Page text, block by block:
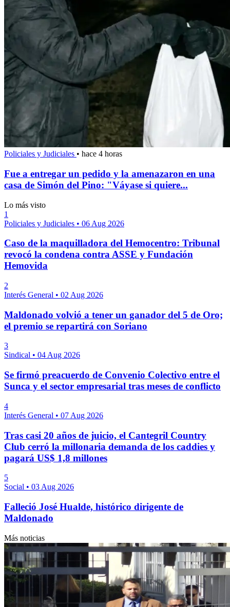
Policiales y Judiciales • hace 4 horas
Fue a entregar un pedido y la amenazaron en una
casa de Simón del Pino: "Váyase si quiere...
Lo más visto
1
Policiales y Judiciales • 06 Aug 2026
Caso de la maquilladora del Hemocentro: Tribunal
revocó la condena contra ASSE y Fundación
Hemovida
2
Interés General • 02 Aug 2026
Maldonado volvió a tener un ganador del 5 de Oro;
el premio se repartirá con Soriano
3
Sindical • 04 Aug 2026
Se firmó preacuerdo de Convenio Colectivo entre el
Sunca y el sector empresarial tras meses de conflicto
4
Interés General • 07 Aug 2026
Tras casi 20 años de juicio, el Cantegril Country
Club cerró la millonaria demanda de los caddies y
pagará US$ 1,8 millones
5
Social • 03 Aug 2026
Falleció José Hualde, histórico dirigente de
Maldonado
Más noticias